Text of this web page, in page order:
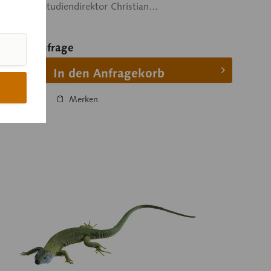
Nach Studiendirektor Christian...
auf Anfrage
In den Anfragekorb
Merken